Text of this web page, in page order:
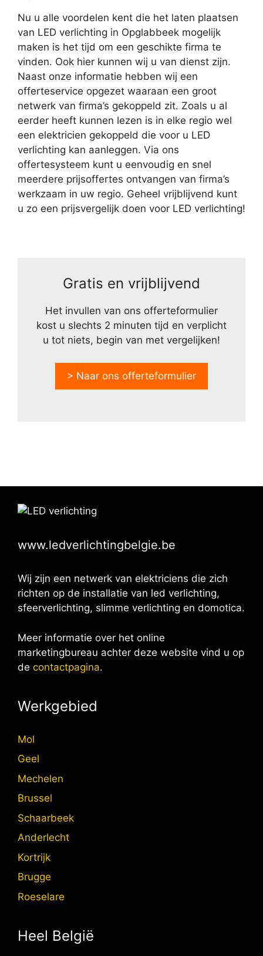
Nu u alle voordelen kent die het laten plaatsen
van LED verlichting in Opglabbeek mogelijk
maken is het tijd om een geschikte firma te
vinden. Ook hier kunnen wij u van dienst zijn.
Naast onze informatie hebben wij een
offerteservice opgezet waaraan een groot
netwerk van firma’s gekoppeld zit. Zoals u al
eerder heeft kunnen lezen is in elke regio wel
een elektricien gekoppeld die voor u LED
verlichting kan aanleggen. Via ons
offertesysteem kunt u eenvoudig en snel
meerdere prijsoffertes ontvangen van firma’s
werkzaam in uw regio. Geheel vrijblijvend kunt
u zo een prijsvergelijk doen voor LED verlichting!
Gratis en vrijblijvend
Het invullen van ons offerteformulier
kost u slechts 2 minuten tijd en verplicht
u tot niets, begin van met vergelijken!
> Naar ons offerteformulier
www.ledverlichtingbelgie.be
Wij zijn een netwerk van elektriciens die zich
richten op de installatie van led verlichting,
sfeerverlichting, slimme verlichting en domotica.
Meer informatie over het online
marketingbureau achter deze website vind u op
de contactpagina.
Werkgebied
Mol
Geel
Mechelen
Brussel
Schaarbeek
Anderlecht
Kortrijk
Brugge
Roeselare
Heel België